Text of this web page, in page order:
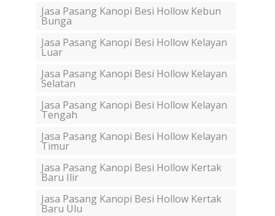
Jasa Pasang Kanopi Besi Hollow Kebun
Bunga
Jasa Pasang Kanopi Besi Hollow Kelayan
Luar
Jasa Pasang Kanopi Besi Hollow Kelayan
Selatan
Jasa Pasang Kanopi Besi Hollow Kelayan
Tengah
Jasa Pasang Kanopi Besi Hollow Kelayan
Timur
Jasa Pasang Kanopi Besi Hollow Kertak
Baru Ilir
Jasa Pasang Kanopi Besi Hollow Kertak
Baru Ulu